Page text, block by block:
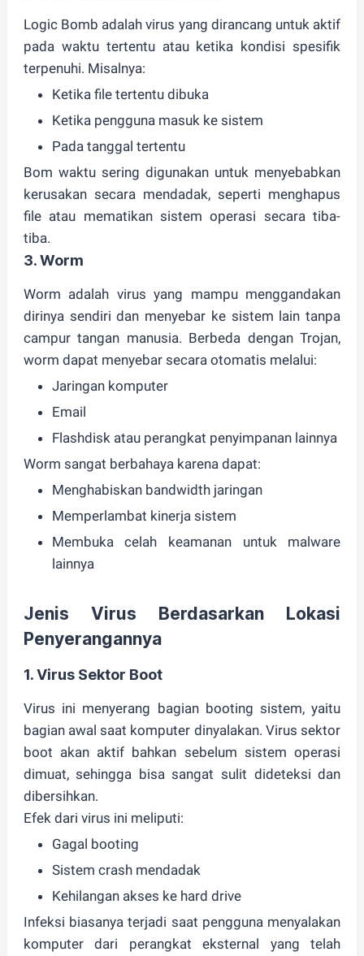
Logic Bomb adalah virus yang dirancang untuk aktif
pada waktu tertentuatau ketika kondisi spesifik
terpenuhi. Misalnya:
Ketika file tertentu dibuka
Ketika pengguna masuk ke sistem
Pada tanggal tertentu
Bom waktu sering digunakan untuk menyebabkan
kerusakan secara mendadak, seperti menghapus
file atau mematikan sistem operasi secara tiba-
tiba.
3.Worm
Worm adalah virus yang mampu menggandakan
dirinya sendiri dan menyebar ke sistem lain tanpa
campur tangan manusia. Berbeda dengan Trojan,
worm dapat menyebar secara otomatis melalui:
Jaringan komputer
Email
Flashdisk atau perangkat penyimpanan lainnya
Worm sangat berbahaya karena dapat:
Menghabiskan bandwidth jaringan
Memperlambat kinerja sistem
Membuka celah keamanan untuk malware
lainnya
Jenis Virus Berdasarkan Lokasi
Penyerangannya
1.Virus Sektor Boot
Virus ini menyerang bagian booting sistem, yaitu
bagian awal saat komputer dinyalakan. Virus sektor
boot akan aktif bahkan sebelum sistem operasi
dimuat, sehingga bisa sangat sulit dideteksi dan
dibersihkan.
Efek dari virus ini meliputi:
Gagal booting
Sistem crash mendadak
Kehilangan akses ke hard drive
Infeksi biasanya terjadi saat pengguna menyalakan
komputer dari perangkat eksternal yang telah